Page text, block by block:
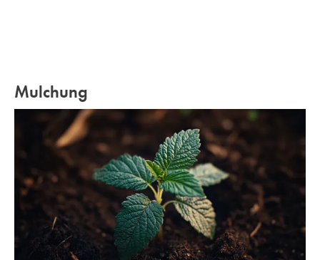
Mulchung